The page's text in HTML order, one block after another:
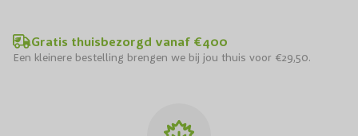
Gratis thuisbezorgd vanaf €400
Een kleinere bestelling brengen we bij jou thuis voor €29,50.